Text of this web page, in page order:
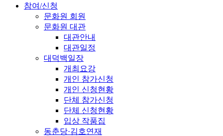
참여/신청
문화원 회원
문화원 대관
대관안내
대관일정
대덕백일장
개최요강
개인 참가신청
개인 신청현황
단체 참가신청
단체 신청현황
입상 작품집
동춘당·김호연재